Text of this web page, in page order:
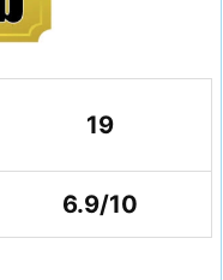
19
6.9/10